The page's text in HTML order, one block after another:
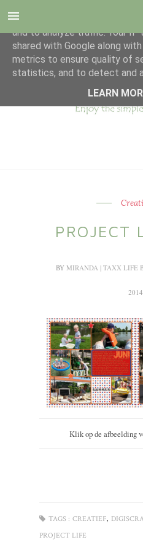
PROJECT
BYMIRANDA | TAXX LIFE
2014
Klik op de afbeelding
TAGS : CREATIEF,
PROJECT LIFE
This site uses cookies from
and to analyze traffic. Your
shared with Google along
metrics to ensure quality of
statistics, and to detect and
LEARN